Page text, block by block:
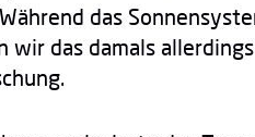
das
wir das damals